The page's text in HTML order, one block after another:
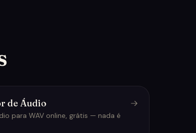
de Áudio
para WAV online, grátis — nada é